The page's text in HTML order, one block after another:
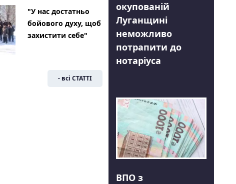
"У нас достатньо
бойового духу, щоб
захистити себе"
- всі СТАТТІ
окупованій
Луганщині
неможливо
потрапити до
нотаріуса
ВПО з